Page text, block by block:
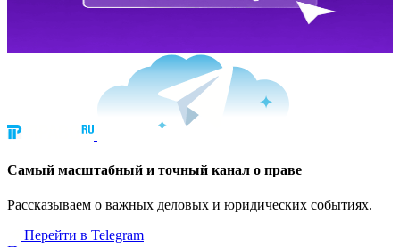
Cамый масштабный и точный канал о праве
Рассказываем о важных деловых и юридических событиях.
Перейти в Telegram